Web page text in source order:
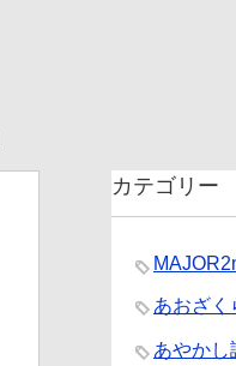
カテゴリー
あおざく
あやかし